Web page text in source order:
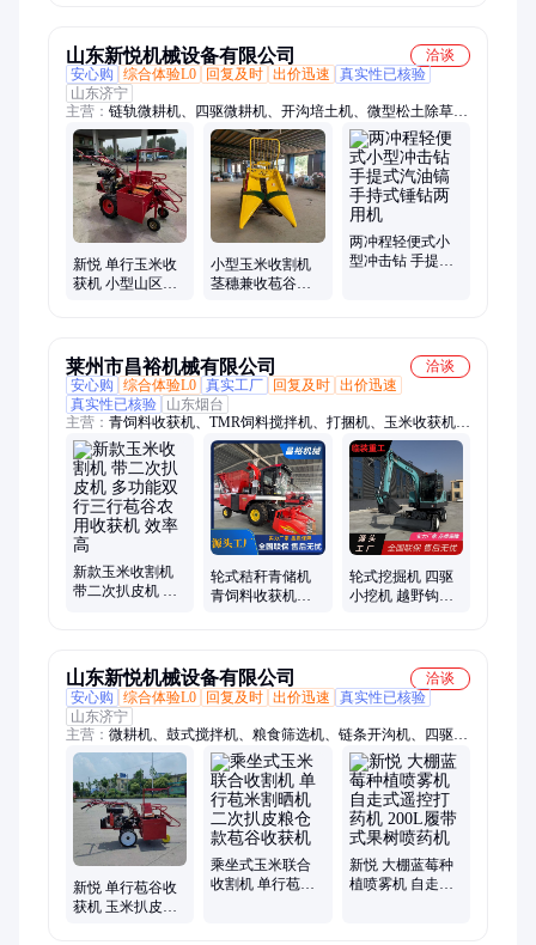
山东新悦机械设备有限公司
洽谈
安心购
综合体验L0 回复及时 出价迅速
真实性已核验
山东济宁
主营： 链轨微耕机、四驱微耕机、开沟培土机、微型松土除草
机、犁地机、不锈钢搅拌机、链条开沟机、打药机、冷雾机、宗
申微耕机、手扶拖拉机、播种机、除草机、割草机、吸沙机、播
种施肥机、割晒机、果树打药机、水雾烟雾两用机、脉冲式弥雾
机、遥控打药机、超低容量喷雾器
新悦 单行玉米收
获机 小型山区收
小型玉米收割机
茎穗兼收苞谷收
两冲程轻便式小
型冲击钻 手提式
莱州市昌裕机械有限公司
洽谈
安心购
综合体验L0 真实工厂 回复及时 出价迅速
真实性已核验
山东烟台
主营： 青饲料收获机、TMR饲料搅拌机、打捆机、玉米收获机、
轮式挖机
新款玉米收割机
带二次扒皮机 多
轮式秸秆青储机
青饲料收获机减
轮式挖掘机 四驱
小挖机 越野钩机
山东新悦机械设备有限公司
洽谈
安心购
综合体验L0 回复及时 出价迅速
真实性已核验
山东济宁
主营： 微耕机、鼓式搅拌机、粮食筛选机、链条开沟机、四驱微
耕机、播种机、弥雾机、冷雾机、链轨微耕机、开沟培土机、手
扶拖拉机、高压打药机、播种施肥机、多功能除草机、遥控打药
机、宗申微耕机、高压喷雾机、割晒机
新悦 单行苞谷收
获机 玉米扒皮粉
乘坐式玉米联合
收割机 单行苞米
新悦 大棚蓝莓种
植喷雾机 自走式